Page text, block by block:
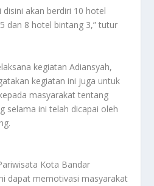
akan berdiri 10 hotel
dan 8 hotel bintang 3,” tutur
kegiatan Adiansyah,
kegiatan ini juga untuk
masyarakat tentang
selama ini telah dicapai oleh
Kota Bandar
dapat memotivasi masyarakat